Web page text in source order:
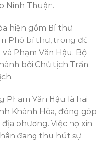
Ninh Thuận.
hiện gồm Bí thư
Phó bí thư, trong đó
Phạm Văn Hậu. Bộ
bởi Chủ tịch Trần
Phạm Văn Hậu là hai
Khánh Hòa, đóng góp
phương. Việc họ xin
đang thu hút sự